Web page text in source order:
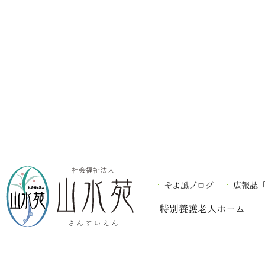
特別養護老人ホーム
そよ風ブログ 広報誌